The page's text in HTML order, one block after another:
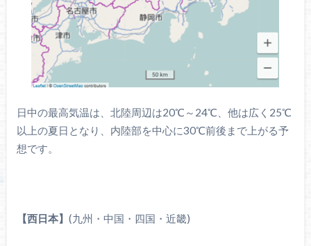
日中の最高気温は、北陸周辺は20℃～24℃、他は広く25℃
以上の夏日となり、内陸部を中心に30℃前後まで上がる予
想です。
【西日本】 (九州・中国・四国・近畿)